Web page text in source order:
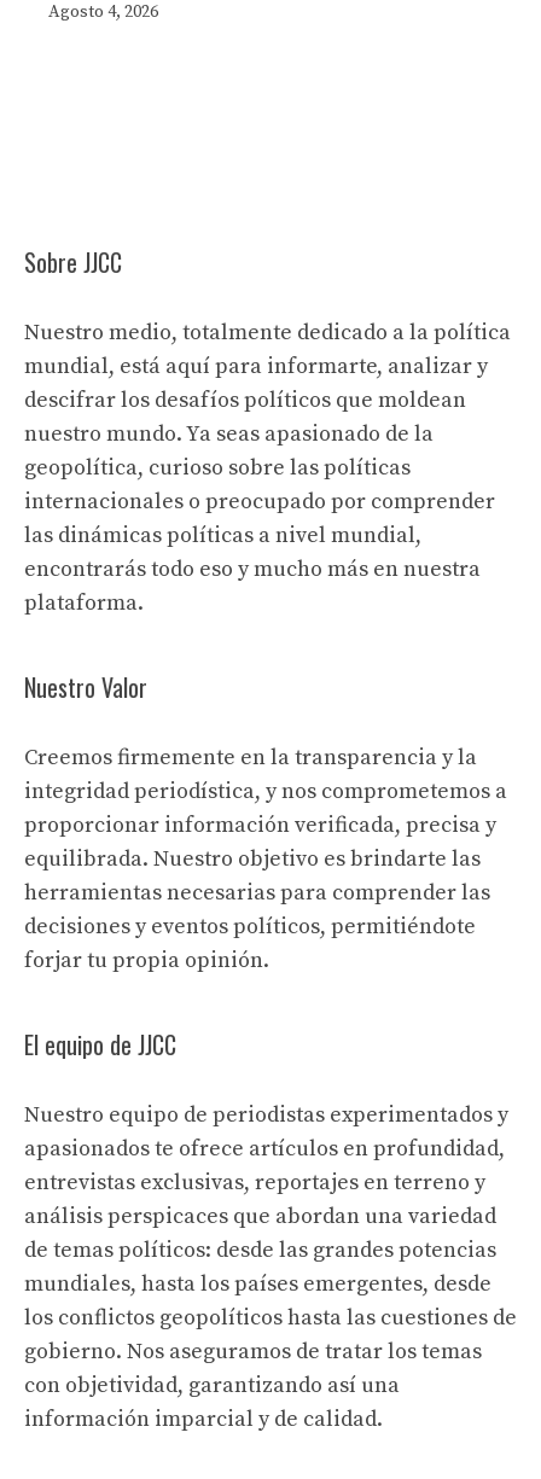
Agosto 4, 2026
Sobre JJCC
Nuestro medio, totalmente dedicado a la política
mundial, está aquí para informarte, analizar y
descifrar los desafíos políticos que moldean
nuestro mundo. Ya seas apasionado de la
geopolítica, curioso sobre las políticas
internacionales o preocupado por comprender
las dinámicas políticas a nivel mundial,
encontrarás todo eso y mucho más en nuestra
plataforma.
Nuestro Valor
Creemos firmemente en la transparencia y la
integridad periodística, y nos comprometemos a
proporcionar información verificada, precisa y
equilibrada. Nuestro objetivo es brindarte las
herramientas necesarias para comprender las
decisiones y eventos políticos, permitiéndote
forjar tu propia opinión.
El equipo de JJCC
Nuestro equipo de periodistas experimentados y
apasionados te ofrece artículos en profundidad,
entrevistas exclusivas, reportajes en terreno y
análisis perspicaces que abordan una variedad
de temas políticos: desde las grandes potencias
mundiales, hasta los países emergentes, desde
los conflictos geopolíticos hasta las cuestiones de
gobierno. Nos aseguramos de tratar los temas
con objetividad, garantizando así una
información imparcial y de calidad.